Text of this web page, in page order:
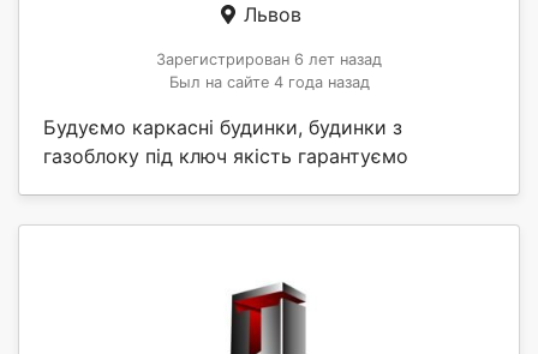
Львов
Зарегистрирован 6 лет назад
Был на сайте 4 года назад
Будуємо каркасні будинки, будинки з
газоблоку під ключ якість гарантуємо